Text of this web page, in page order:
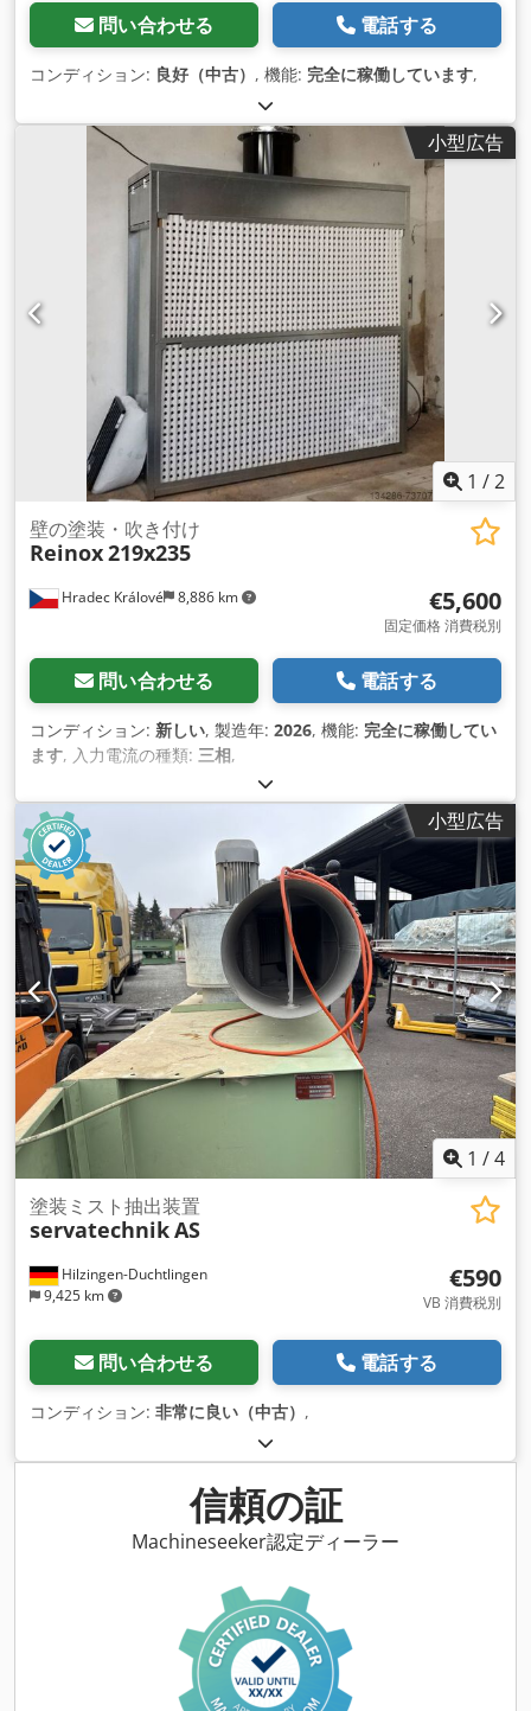
問い合わせる 電話する
コンディション: 良好（中古） , 機能: 完全に稼働しています,
小型広告
1 /2
Hradec Králové 8,886 km
壁の塗装・吹き付け
Reinox219x235
€5,600
固定価格 消費税別
問い合わせる 電話する
コンディション: 新しい, 製造年: 2026, 機能: 完全に稼働してい
ます, 入力電流の種類: 三相,
小型広告
1 /4
Hilzingen-Duchtlingen
9,425 km
塗装ミスト抽出装置
servatechnikAS
€590
VB 消費税別
問い合わせる 電話する
コンディション: 非常に良い（中古） ,
信頼の証
Machineseeker認定ディーラー